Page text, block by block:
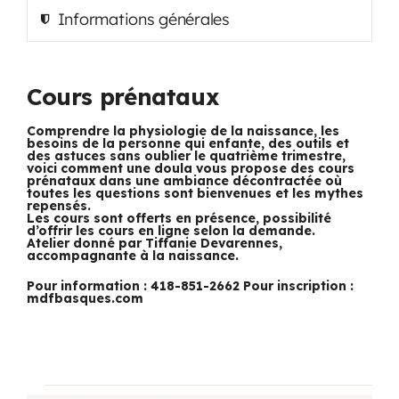
Programmation
Mon Compte
Panier
OFFRES D’EMPLOI
Informations générales
Cours prénataux
Comprendre la physiologie de la naissance, les
besoins de la personne qui enfante, des outils et
des astuces sans oublier le quatrième trimestre,
voici comment une doula vous propose des cours
prénataux dans une ambiance décontractée où
toutes les questions sont bienvenues et les mythes
repensés.
Les cours sont offerts en présence, possibilité
d’offrir les cours en ligne selon la demande.
Atelier donné par Tiffanie Devarennes,
accompagnante à la naissance.
Pour information : 418-851-2662 Pour inscription :
mdfbasques.com